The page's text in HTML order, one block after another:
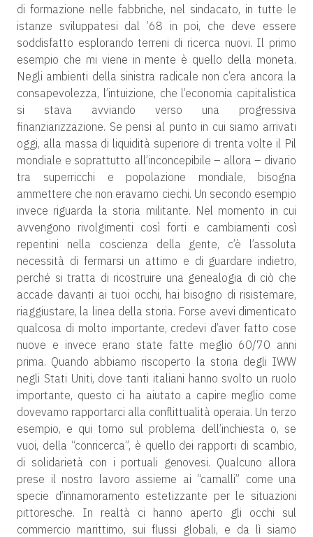
di formazione nelle fabbriche, nel sindacato, in tutte le
istanze sviluppatesi dal ’68 in poi, che deve essere
soddisfatto esplorando terreni di ricerca nuovi. Il primo
esempio che mi viene in mente è quello della moneta.
Negli ambienti della sinistra radicale non c’era ancora la
consapevolezza, l’intuizione, che l’economia capitalistica
si stava avviando verso una progressiva
finanziarizzazione. Se pensi al punto in cui siamo arrivati
oggi, alla massa di liquidità superiore di trenta volte il Pil
mondiale e soprattutto all’inconcepibile – allora – divario
tra superricchi e popolazione mondiale, bisogna
ammettere che non eravamo ciechi. Un secondo esempio
invece riguarda la storia militante. Nel momento in cui
avvengono rivolgimenti così forti e cambiamenti così
repentini nella coscienza della gente, c’è l’assoluta
necessità di fermarsi un attimo e di guardare indietro,
perché si tratta di ricostruire una genealogia di ciò che
accade davanti ai tuoi occhi, hai bisogno di risistemare,
riaggiustare, la linea della storia. Forse avevi dimenticato
qualcosa di molto importante, credevi d’aver fatto cose
nuove e invece erano state fatte meglio 60/70 anni
prima. Quando abbiamo riscoperto la storia degli IWW
negli Stati Uniti, dove tanti italiani hanno svolto un ruolo
importante, questo ci ha aiutato a capire meglio come
dovevamo rapportarci alla conflittualità operaia. Un terzo
esempio, e qui torno sul problema dell’inchiesta o, se
vuoi, della “conricerca”, è quello dei rapporti di scambio,
di solidarietà con i portuali genovesi. Qualcuno allora
prese il nostro lavoro assieme ai “camalli” come una
specie d’innamoramento estetizzante per le situazioni
pittoresche. In realtà ci hanno aperto gli occhi sul
commercio marittimo, sui flussi globali, e da lì siamo